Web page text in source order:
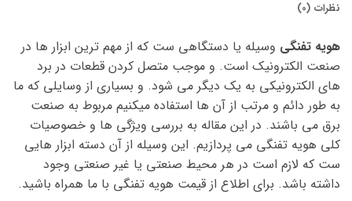
نظرات (0)
هویه تفنگی وسیله یا دستگاهی ست که از مهم ترین ابزار ها در
صنعت الکترونیک است. و موجب متصل کردن قطعات در برد
های الکترونیکی به یک دیگر می شود. و بسیاری از وسایلی که ما
به طور دائم و مرتب از آن ها استفاده میکنیم مربوط به صنعت
برق می باشند. در این مقاله به بررسی ویژگی ها و خصوصیات
کلی هویه تفنگی می پردازیم. این وسیله از آن دسته ابزار هایی
ست که لازم است در هر محیط صنعتی یا غیر صنعتی وجود
داشته باشد. برای اطلاع از قیمت هویه تفنگی با ما همراه باشید.